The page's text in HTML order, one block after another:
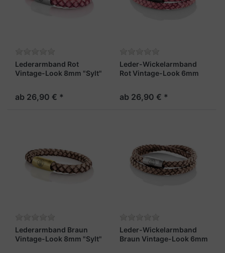
Lederarmband Rot
Vintage-Look 8mm "Sylt"
ab 26,90 € *
Leder-Wickelarmband
Rot Vintage-Look 6mm
ab 26,90 € *
Lederarmband Braun
Vintage-Look 8mm "Sylt"
Leder-Wickelarmband
Braun Vintage-Look 6mm